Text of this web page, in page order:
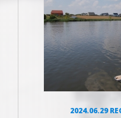
2024.06.29